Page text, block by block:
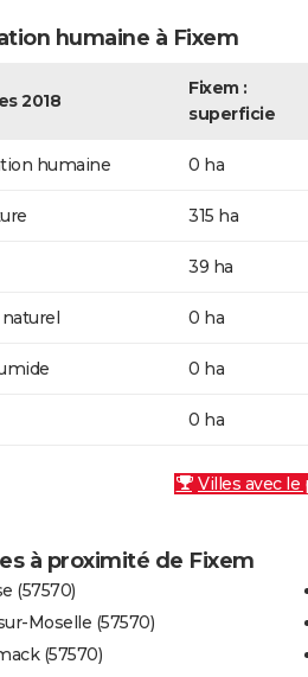
humaine à Fixem
2018
Fixem :
superficie
humaine 0 ha
315 ha
39 ha
0 ha
0 ha
0 ha
Villes avec le
à proximité de Fixem
(57570)
Moselle (57570)
(57570)